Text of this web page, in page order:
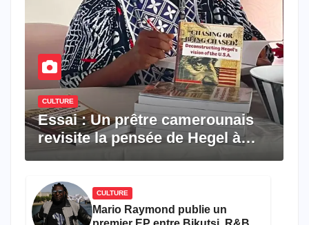
CULTURE
Essai : Un prêtre camerounais
revisite la pensée de Hegel à
CULTURE
Mario Raymond publie un